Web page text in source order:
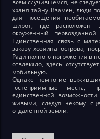
всем случившемся, не
храня тайну. Взамен, люди
для посещения
широт, где расположен
окруженный
Единственная связь с
заказу хозяина острова,
Ради полного погружения в
отвлекало, здесь
мобильную.
Однако немногие
гостеприимные места,
единственной
живыми, следуя некому
отдаленной земли.